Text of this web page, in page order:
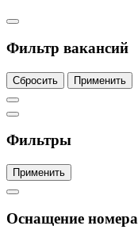
Фильтр вакансий
Сбросить Применить
Фильтры
Применить
Оснащение номера